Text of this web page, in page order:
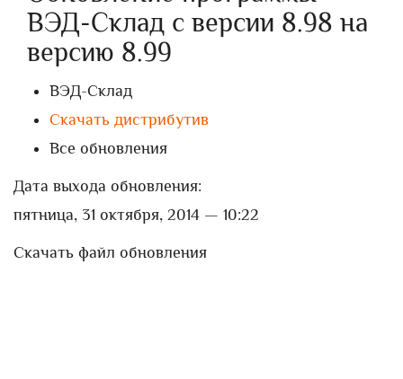
ВЭД-Склад с версии 8.98 на
версию 8.99
ВЭД-Склад
Скачать дистрибутив
Все обновления
Дата выхода обновления:
пятница, 31 октября, 2014 — 10:22
Скачать файл обновления